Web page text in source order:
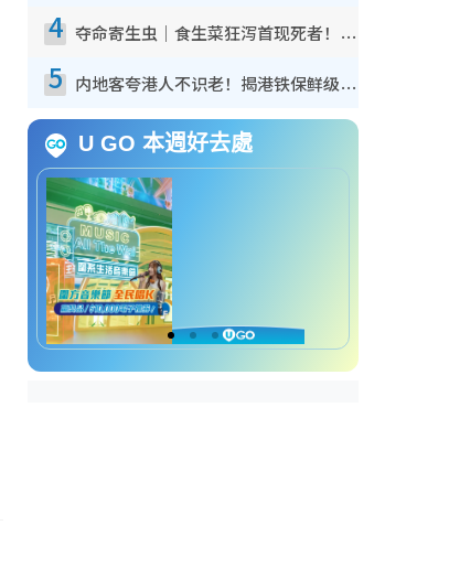
4 夺命寄生虫｜食生菜狂泻首现死者！疫潮恶化录1.8万宗病例 揭洗菜3大谬误
5 内地客夸港人不识老！揭港铁保鲜级冷气 港人求放过：别投诉
U GO 本週好去處